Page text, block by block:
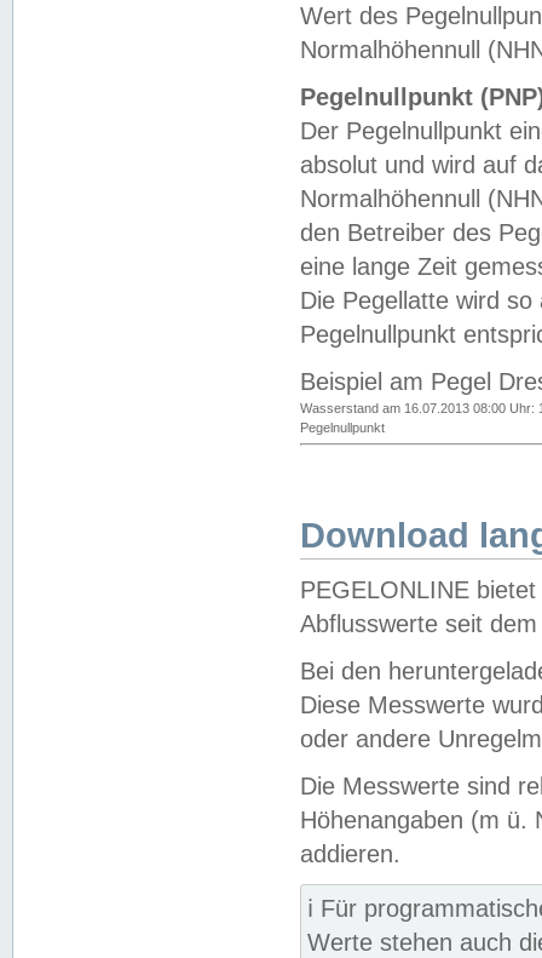
Wert des
Normalhöhennull
Pegelnullpunkt
Der Pegelnullpunkt
absolut und wird auf
Normalhöhennull
den Betreiber des
eine lange Zeit
Die Pegellatte wird
Pegelnullpunkt
Beispiel am Pegel
Wasserstand am 16.07.2013 08:00 Uhr:
Pegelnullpunkt
Download
PEGELONLINE
Abflusswerte seit
Bei den
Diese Messwerte
oder andere
Die Messwerte sind
Höhenangaben (m ü.
addieren.
ℹ️ Für
Werte stehen auch